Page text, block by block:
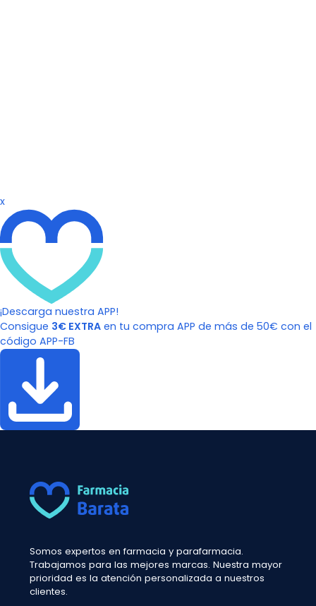
x
¡Descarga nuestra APP!
Consigue 3€ EXTRA en tu compra APP de más de 50€ con el
código APP-FB
Somos expertos en farmacia y parafarmacia.
Trabajamos para las mejores marcas. Nuestra mayor
prioridad es la atención personalizada a nuestros
clientes.